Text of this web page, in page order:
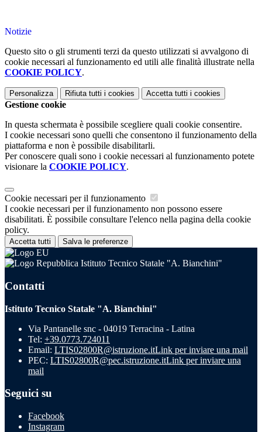
Notizie
Questo sito o gli strumenti terzi da questo utilizzati si avvalgono di
cookie necessari al funzionamento ed utili alle finalità illustrate nella
COOKIE POLICY.
Personalizza Rifiuta tutti i cookies Accetta tutti i cookies
Gestione cookie
In questa schermata è possibile scegliere quali cookie consentire.
I cookie necessari sono quelli che consentono il funzionamento della
piattaforma e non è possibile disabilitarli.
Per conoscere quali sono i cookie necessari al funzionamento potete
visionare la COOKIE POLICY.
Cookie necessari per il funzionamento
I cookie necessari per il funzionamento non possono essere
disabilitati. È possibile consultare l'elenco nella pagina della cookie
policy.
Accetta tutti Salva le preferenze
Istituto Tecnico Statale "A. Bianchini"
Contatti
Istituto Tecnico Statale "A. Bianchini"
Via Pantanelle snc - 04019 Terracina - Latina
Tel: +39.0773.724011
Email: LTIS02800R@istruzione.itLink per inviare una mail
PEC: LTIS02800R@pec.istruzione.itLink per inviare una
mail
Seguici su
Facebook
Instagram